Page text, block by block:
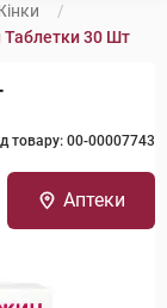
Таблетки 30 Шт
товару: 00-00007743
Аптеки